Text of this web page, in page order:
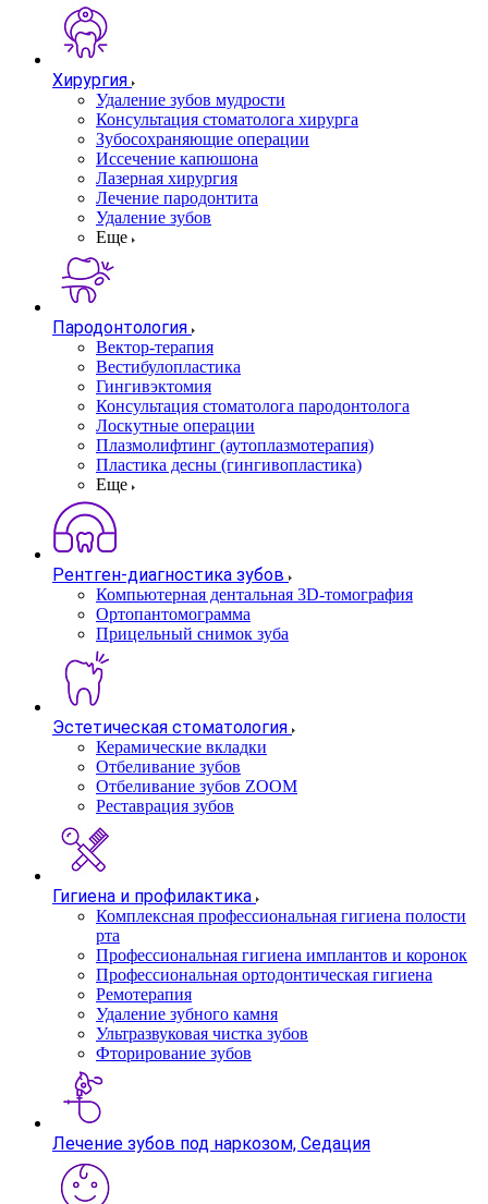
Хирургия
Удаление зубов мудрости
Консультация стоматолога хирурга
Зубосохраняющие операции
Иссечение капюшона
Лазерная хирургия
Лечение пародонтита
Удаление зубов
Еще
Пародонтология
Вектор-терапия
Вестибулопластика
Гингивэктомия
Консультация стоматолога пародонтолога
Лоскутные операции
Плазмолифтинг (аутоплазмотерапия)
Пластика десны (гингивопластика)
Еще
Рентген-диагностика зубов
Компьютерная дентальная 3D-томография
Ортопантомограмма
Прицельный снимок зуба
Эстетическая стоматология
Керамические вкладки
Отбеливание зубов
Отбеливание зубов ZOOM
Реставрация зубов
Гигиена и профилактика
Комплексная профессиональная гигиена полости
рта
Профессиональная гигиена имплантов и коронок
Профессиональная ортодонтическая гигиена
Ремотерапия
Удаление зубного камня
Ультразвуковая чистка зубов
Фторирование зубов
Лечение зубов под наркозом, Седация